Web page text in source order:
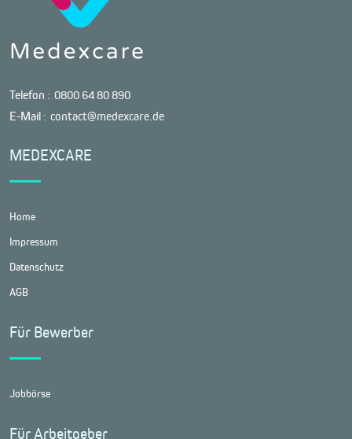
Telefon : 0800 64 80 890
E-Mail : contact@medexcare.de
MEDEXCARE
Home
Impressum
Datenschutz
AGB
Für Bewerber
Jobbörse
Für Arbeitgeber